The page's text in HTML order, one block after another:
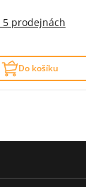
5 prodejnách
Do košíku